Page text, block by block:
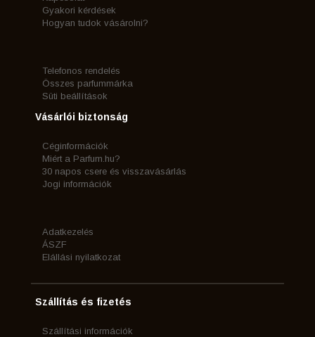
Gyakori kérdések
Hogyan tudok vásárolni?
Telefonos rendelés
Összes parfummárka
Süti beállítások
Vásárlói biztonság
Céginformációk
Miért a Parfum.hu?
30 napos csere és visszavásárlás
Jogi információk
Adatkezelés
ÁSZF
Elállási nyilatkozat
Szállítás és fizetés
Szállítási információk